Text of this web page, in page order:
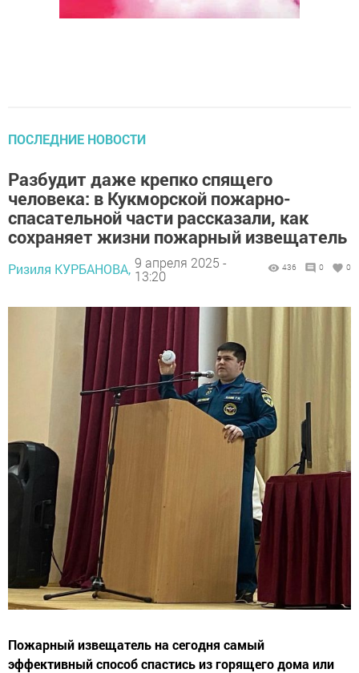
ПОСЛЕДНИЕ НОВОСТИ
Разбудит даже крепко спящего
человека: в Кукморской пожарно-
спасательной части рассказали, как
сохраняет жизни пожарный извещатель
Ризиля КУРБАНОВА, 9 апреля 2025 -
13:20
436 0 0
Пожарный извещатель на сегодня самый
эффективный способ спастись из горящего дома или